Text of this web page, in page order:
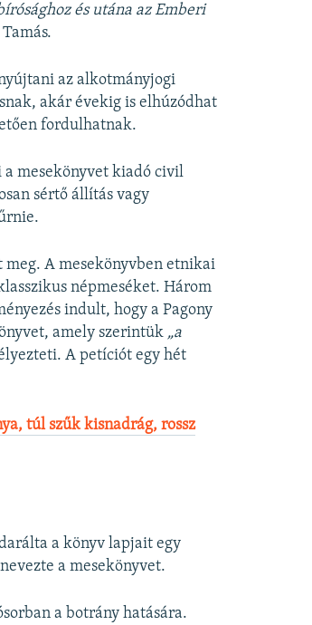
és utána az Emberi
az alkotmányjogi
akár évekig is elhúzódhat
fordulhatnak.
mesekönyvet kiadó civil
sértő állítás vagy
A mesekönyvben etnikai
népmeséket. Három
indult, hogy a Pagony
amely szerintük „a
A petíciót egy hét
túl szűk kisnadrág, rossz
a könyv lapjait egy
a mesekönyvet.
a botrány hatására.